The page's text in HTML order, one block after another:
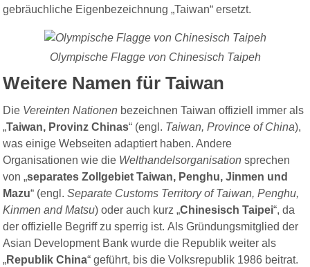
gebräuchliche Eigenbezeichnung „Taiwan“ ersetzt.
Olympische Flagge von Chinesisch Taipeh
Weitere Namen für Taiwan
Die VereintenNationen bezeichnen Taiwan offiziell immer als
„Taiwan, Provinz Chinas“ (engl. Taiwan, Province of China),
was einige Webseiten adaptiert haben. Andere
Organisationen wie die Welthandelsorganisation sprechen
von „separates Zollgebiet Taiwan, Penghu, Jinmen und
Mazu“ (engl.Separate Customs Territory of Taiwan, Penghu,
Kinmen and Matsu) oder auch kurz „Chinesisch Taipei“, da
der offizielle Begriff zu sperrig ist. Als Gründungsmitglied der
Asian Development Bank wurde die Republik weiter als
„Republik China“ geführt, bis die Volksrepublik 1986 beitrat.